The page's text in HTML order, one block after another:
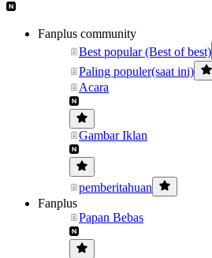
Fanplus community
Best popular (Best of best)
Paling populer(saat ini)
Acara
Gambar Iklan
pemberitahuan
Fanplus
Papan Bebas